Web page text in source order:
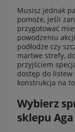
Musisz jednak
pomoże, jeśli
przygotować
powodzeniu
podłodze czy
martwe strefy,
przyjściem
dostęp do listew
konstrukcja na
Wybierz
sklepu